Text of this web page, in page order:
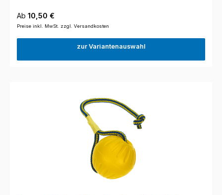
Regulärer Preis:
Ab 10,50 €
Preise inkl. MwSt. zzgl. Versandkosten
zur Variantenauswahl